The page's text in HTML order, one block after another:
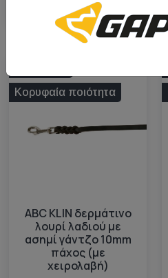
Από 21.20€
Κορυφαία ποιότητα
ABC KLIN δερμάτινο
λουρί λαδιού με
ασημί γάντζο 10mm
πάχος (με
χειρολαβή)